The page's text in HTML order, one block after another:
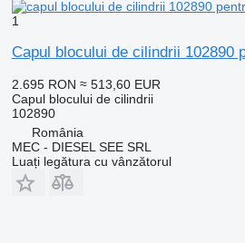
1
Capul blocului de cilindrii 102890
2.695 RON ≈ 513,60 EUR
Capul blocului de cilindrii
102890
România
MEC - DIESEL SEE SRL
Luați legătura cu vânzătorul